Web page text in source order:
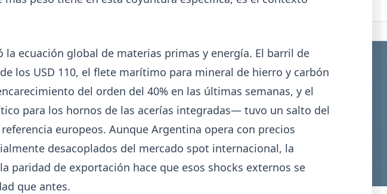
la ecuación global de materias primas y energía. El barril de
los USD 110, el flete marítimo para mineral de hierro y carbón
del orden del 40% en las últimas semanas, y el
para los hornos de las acerías integradas— tuvo un salto del
europeos. Aunque Argentina opera con precios
desacoplados del mercado spot internacional, la
paridad de exportación hace que esos shocks externos se
que antes.